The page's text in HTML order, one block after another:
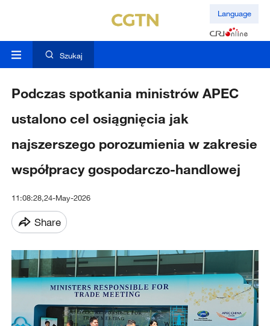
Language
Szukaj
Podczas spotkania ministrów APEC
ustalono cel osiągnięcia jak
najszerszego porozumienia w zakresie
współpracy gospodarczo-handlowej
11:08:28,24-May-2026
Share